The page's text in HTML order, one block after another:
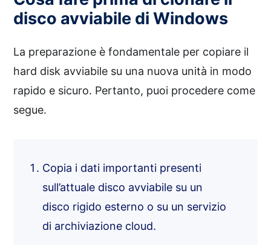
disco avviabile di Windows
La preparazione è fondamentale per copiare il
hard disk avviabile su una nuova unità in modo
rapido e sicuro. Pertanto, puoi procedere come
segue.
Copia i dati importanti presenti
sull’attuale disco avviabile su un
disco rigido esterno o su un servizio
di archiviazione cloud.